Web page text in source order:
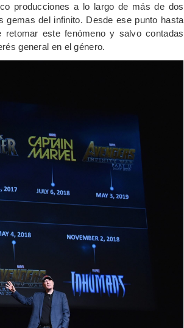
producciones a lo largo de más de dos
del infinito. Desde ese punto hasta
este fenómeno y salvo contadas
general en el género.